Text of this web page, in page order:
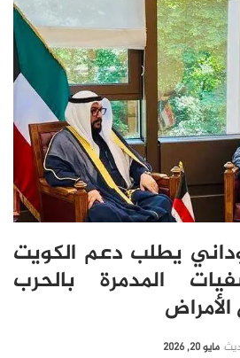
يطلب دعم الكويت
المدمرة بالحرب
مايو 20, 2026